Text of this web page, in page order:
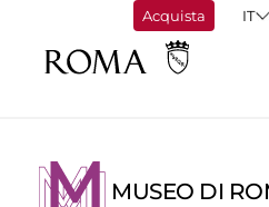
Acquista
MUSEO DI